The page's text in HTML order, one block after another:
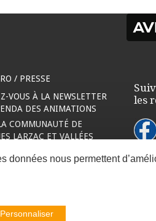
les
/ PRESSE
VOUS À LA NEWSLETTER
DES ANIMATIONS
COMMUNAUTÉ DE
LARZAC ET VALLÉES
données nous permettent
Personnaliser